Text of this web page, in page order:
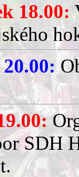
18.00:
SDH